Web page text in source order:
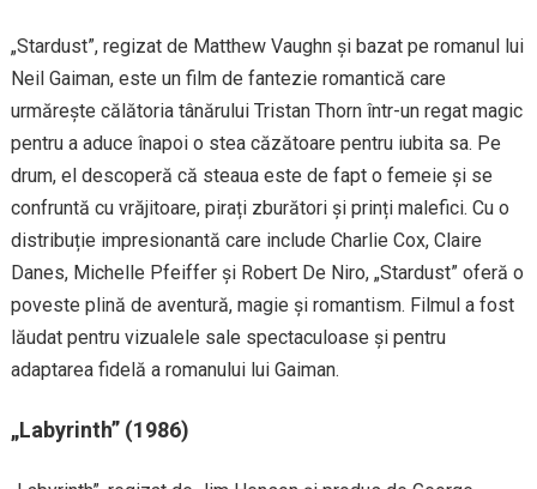
„Stardust”, regizat de Matthew Vaughn și bazat pe romanul lui
Neil Gaiman, este un film de fantezie romantică care
urmărește călătoria tânărului Tristan Thorn într-un regat magic
pentru a aduce înapoi o stea căzătoare pentru iubita sa. Pe
drum, el descoperă că steaua este de fapt o femeie și se
confruntă cu vrăjitoare, pirați zburători și prinți malefici. Cu o
distribuție impresionantă care include Charlie Cox, Claire
Danes, Michelle Pfeiffer și Robert De Niro, „Stardust” oferă o
poveste plină de aventură, magie și romantism. Filmul a fost
lăudat pentru vizualele sale spectaculoase și pentru
adaptarea fidelă a romanului lui Gaiman.
„Labyrinth” (1986)